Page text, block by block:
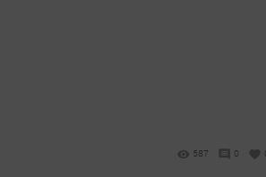
587 0